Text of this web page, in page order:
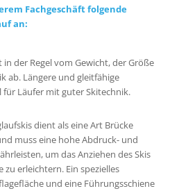
Fachgeschäft folgende
an:
in der Regel vom Gewicht, der Größe
ab. Längere und gleitfähige
für Läufer mit guter Skitechnik.
dient als eine Art Brücke
muss eine hohe Abdruck- und
um das Anziehen des Skis
zu erleichtern. Ein spezielles
und eine Führungsschiene